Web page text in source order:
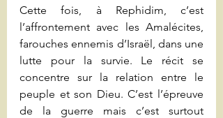
Cette fois, à Rephidim, c’est
l’affrontement avec les Amalécites,
farouches ennemis d’Israël, dans une
lutte pour la survie. Le récit se
concentre sur la relation entre le
peuple et son Dieu. C’est l’épreuve
de la guerre mais c’est surtout